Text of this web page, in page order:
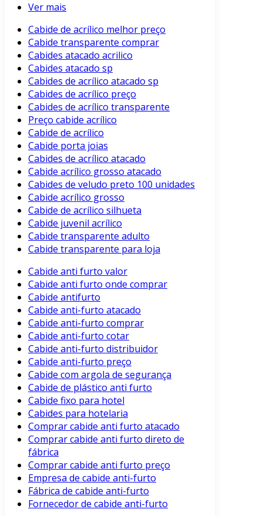
Ver mais
Cabide de acrílico melhor preço
Cabide transparente comprar
Cabides atacado acrilico
Cabides atacado sp
Cabides de acrílico atacado sp
Cabides de acrílico preço
Cabides de acrílico transparente
Preço cabide acrílico
Cabide de acrílico
Cabide porta joias
Cabides de acrílico atacado
Cabide acrílico grosso atacado
Cabides de veludo preto 100 unidades
Cabide acrílico grosso
Cabide de acrílico silhueta
Cabide juvenil acrílico
Cabide transparente adulto
Cabide transparente para loja
Cabide anti furto valor
Cabide anti furto onde comprar
Cabide antifurto
Cabide anti-furto atacado
Cabide anti-furto comprar
Cabide anti-furto cotar
Cabide anti-furto distribuidor
Cabide anti-furto preço
Cabide com argola de segurança
Cabide de plástico anti furto
Cabide fixo para hotel
Cabides para hotelaria
Comprar cabide anti furto atacado
Comprar cabide anti furto direto de
fábrica
Comprar cabide anti furto preço
Empresa de cabide anti-furto
Fábrica de cabide anti-furto
Fornecedor de cabide anti-furto